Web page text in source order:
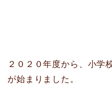
２０２０年度から、小学
が始まりました。